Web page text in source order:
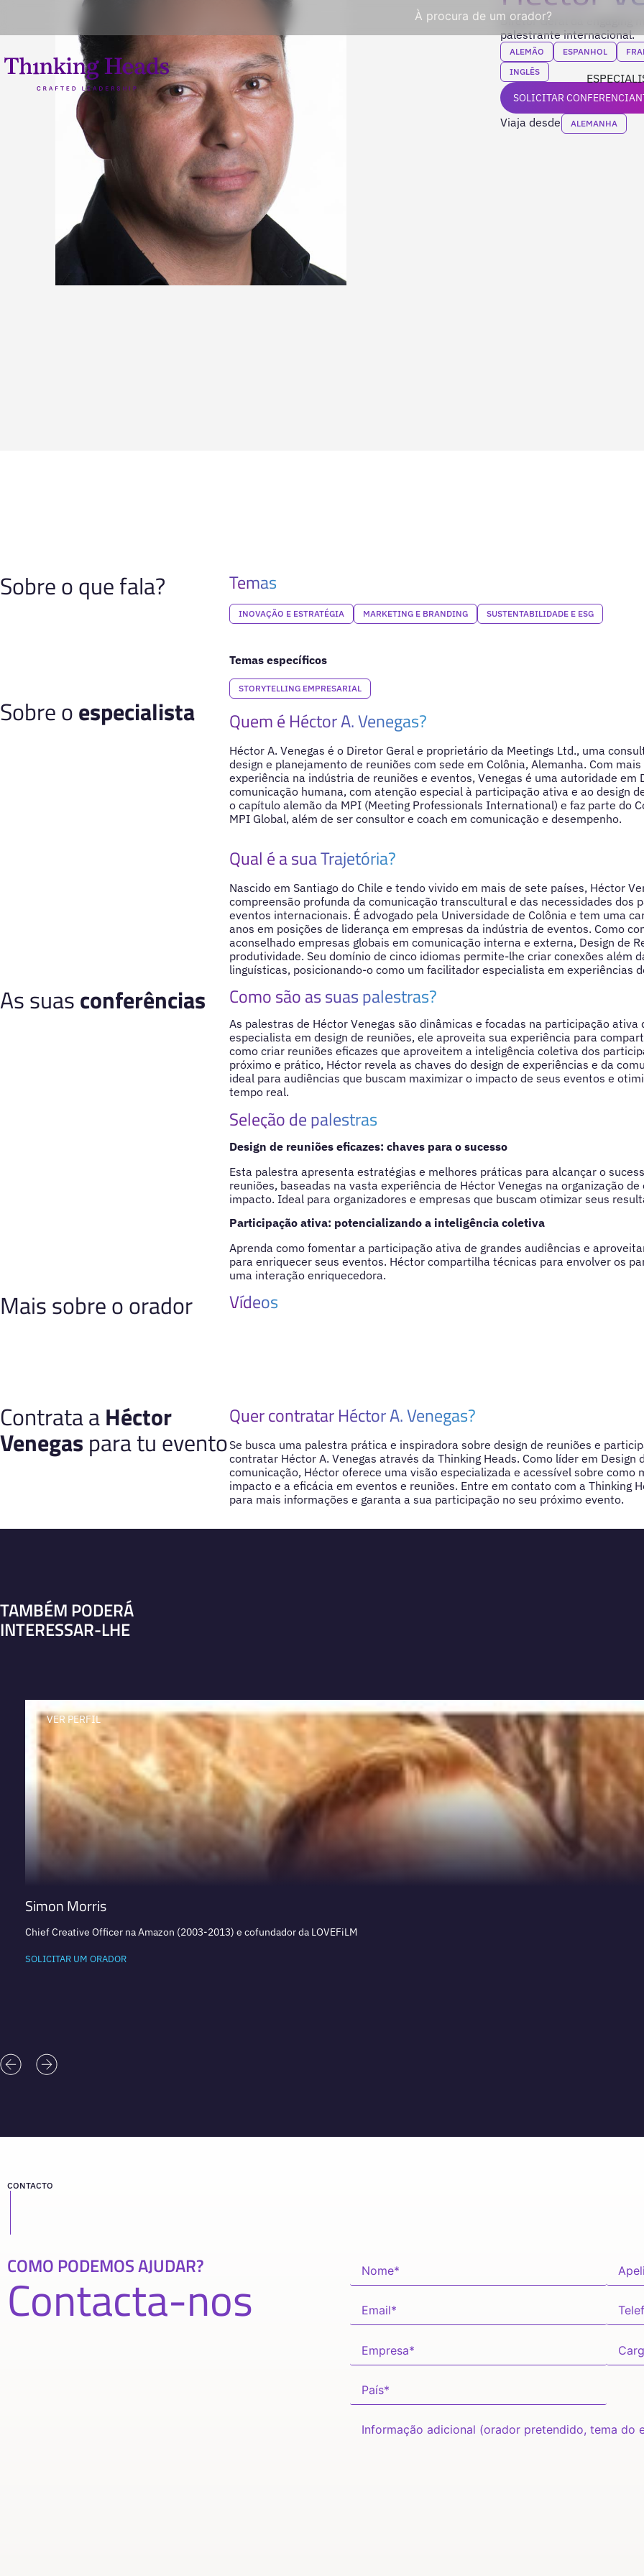
À procura de um orador?Diretor Geral da engaging
palestrante internacional.
ALEMÃO ESPANHOL
INGLÊS
SOLICITAR
Viaja desde ALEMANHA
Sobre o que fala? Temas
INOVAÇÃO E ESTRATÉGIA MARKETING E BRANDING SUSTENTABILIDADE E ESG
Temas específicos
STORYTELLING EMPRESARIAL
Sobre oespecialista Quem é Héctor A. Venegas?
Héctor A. Venegas é o Diretor Geral e proprietário da Meetings Ltd., uma
design e planejamento de reuniões com sede em Colônia, Alemanha. Com
experiência na indústria de reuniões e eventos, Venegas é uma autoridade em
comunicação humana, com atenção especial à participação ativa e ao design
o capítulo alemão da MPI (Meeting Professionals International) e faz parte do
MPI Global, além de ser consultor e coach em comunicação e desempenho.
Qual é a sua Trajetória?
Nascido em Santiago do Chile e tendo vivido em mais de sete países, Héctor
compreensão profunda da comunicação transcultural e das necessidades dos
eventos internacionais. É advogado pela Universidade de Colônia e tem uma
anos em posições de liderança em empresas da indústria de eventos. Como
aconselhado empresas globais em comunicação interna e externa, Design de
produtividade. Seu domínio de cinco idiomas permite-lhe criar conexões além
linguísticas, posicionando-o como um facilitador especialista em experiências
As suasconferências Como são as suas palestras?
As palestras de Héctor Venegas são dinâmicas e focadas na participação ativa
especialista em design de reuniões, ele aproveita sua experiência para
como criar reuniões eficazes que aproveitem a inteligência coletiva dos
próximo e prático, Héctor revela as chaves do design de experiências e da
ideal para audiências que buscam maximizar o impacto de seus eventos e
tempo real.
Seleção de palestras
Design de reuniões eficazes: chaves para o sucesso
Esta palestra apresenta estratégias e melhores práticas para alcançar o
reuniões, baseadas na vasta experiência de Héctor Venegas na organização
impacto. Ideal para organizadores e empresas que buscam otimizar seus
Participação ativa: potencializando a inteligência coletiva
Aprenda como fomentar a participação ativa de grandes audiências e
para enriquecer seus eventos. Héctor compartilha técnicas para envolver os
uma interação enriquecedora.
Mais sobre o orador Vídeos
Contrata aHéctor
Venegas para tu evento
Quer contratar Héctor A. Venegas?
Se busca uma palestra prática e inspiradora sobre design de reuniões e
contratar Héctor A. Venegas através da Thinking Heads. Como líder em Design
comunicação, Héctor oferece uma visão especializada e acessível sobre como
impacto e a eficácia em eventos e reuniões. Entre em contato com a Thinking
para mais informações e garanta a sua participação no seu próximo evento.
TAMBÉM PODERÁ
INTERESSAR-LHE
VER PERFIL
Simon Morris
Chief Creative Officer na Amazon (2003-2013) e cofundador da LOVEFiLM
SOLICITAR UM ORADOR
CONTACTO
COMO PODEMOS AJUDAR?
Contacta-nos